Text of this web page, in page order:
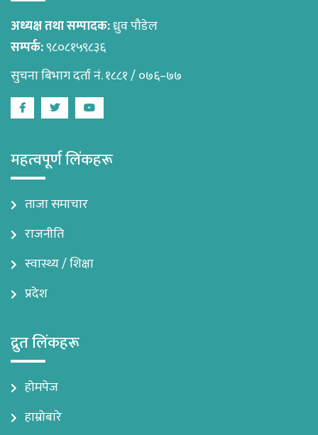
अध्यक्ष तथा सम्पादक:ध्रुव पौडेल
सम्पर्क:९८०८१५९८३६
सुचना बिभाग दर्ता नं. १८८१ / ०७६–७७
FacebookTwitterYoutube
महत्वपूर्ण लिंकहरू
ताजा समाचार
राजनीति
स्वास्थ्य / शिक्षा
प्रदेश
द्रुत लिंकहरू
होमपेज
हाम्रोबारे